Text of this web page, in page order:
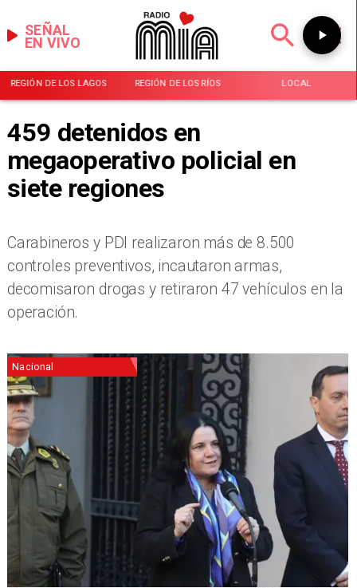
EN VIVO
SEÑAL
REGIÓN DE LOS LAGOS REGIÓN DE LOS RÍOS LOCAL
459 detenidos en
megaoperativo policial en
siete regiones
Carabineros y PDI realizaron más de 8.500
controles preventivos, incautaron armas,
decomisaron drogas y retiraron 47 vehículos en la
operación.
Nacional